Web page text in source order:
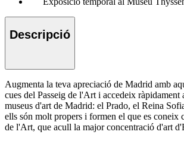
Descripció
Augmenta la teva apreciació de Madrid amb
cues del Passeig de l'Art i accedeix ràpidament
museus d'art de Madrid: el Prado, el Reina
ells són molt propers i formen el que es coneix
de l'Art, que acull la major concentració d'art